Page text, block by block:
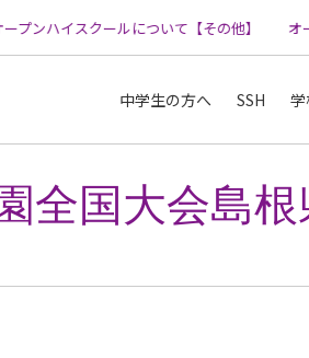
ンハイスクールについて【その他】 オー
中学生の方へ SSH
全国大会島根